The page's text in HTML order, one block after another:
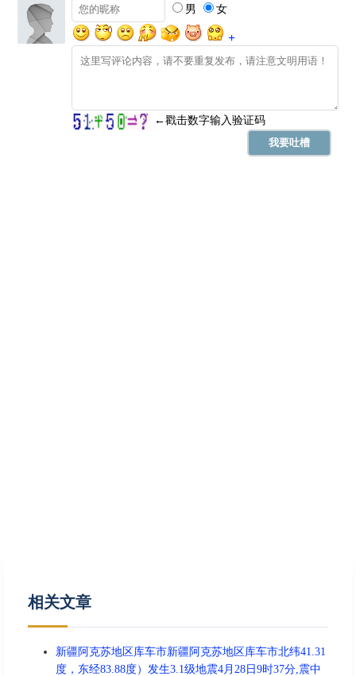
相关文章
新疆阿克苏地区库车市新疆阿克苏地区库车市北纬41.31
度，东经83.88度）发生3.1级地震4月28日9时37分,震中